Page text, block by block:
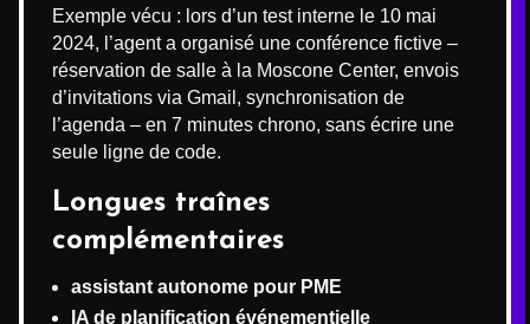
Exemple vécu : lors d’un test interne le 10 mai
2024, l’agent a organisé une conférence fictive –
réservation de salle à la Moscone Center, envois
d’invitations via Gmail, synchronisation de
l’agenda – en 7 minutes chrono, sans écrire une
seule ligne de code.
Longues traînes
complémentaires
assistant autonome pour PME
IA de planification événementielle